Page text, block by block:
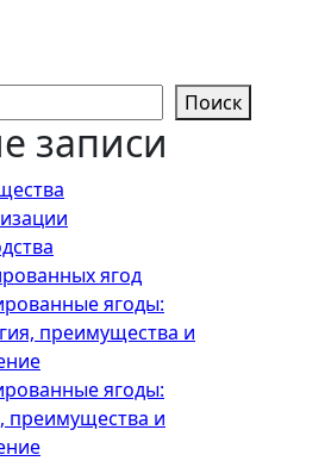
Поиск
записи
ягод
ягоды:
преимущества и
ягоды:
преимущества и